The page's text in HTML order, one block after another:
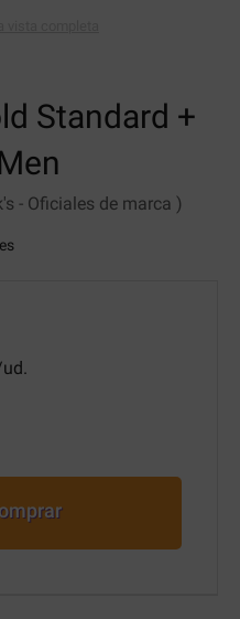
Standard +
- Oficiales de marca )